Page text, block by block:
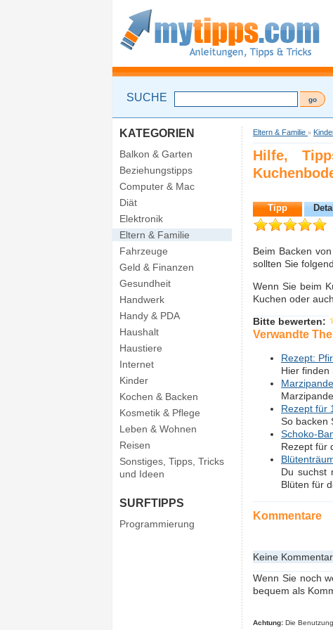
SUCHE
Eltern & Familie »
Hilfe,
Tipp
Beim Backen
sollten Sie
Wenn Sie beim
Kuchen oder
Bitte bewerten:
Verwandte
Rezept:
Hier finden
Rezept für
So backen
Schoko-
Rezept für
Du suchst
Blüten für
Kommentare
Keine
Wenn Sie noch
bequem als
Achtung: Die
KATEGORIEN
Balkon & Garten
Beziehungstipps
Computer & Mac
Diät
Elektronik
Eltern & Familie
Fahrzeuge
Geld & Finanzen
Gesundheit
Handwerk
Handy & PDA
Haushalt
Haustiere
Internet
Kinder
Kochen & Backen
Kosmetik & Pflege
Leben & Wohnen
Reisen
Sonstiges, Tipps, Tricks
und Ideen
SURFTIPPS
Programmierung